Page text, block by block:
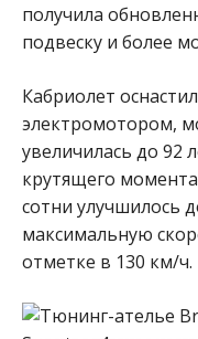
получила
подвеску и более
Кабриолет
электромотором,
увеличилась до 92
крутящего
сотни улучшилось
максимальную
отметке в 130 км/ч.